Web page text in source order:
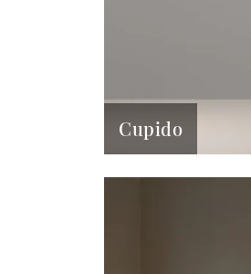
Cupido